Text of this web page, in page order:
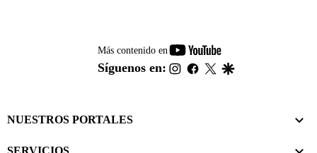
Más contenido en
youtube-
footer
Síguenos en: instagram
facebook
twitter
NUESTROS PORTALES
SERVICIOS